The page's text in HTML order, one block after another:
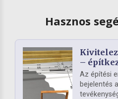
Hasznos
–
Az építési
bejelentés